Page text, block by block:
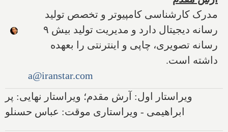
مدرک کارشناسی کامپیوتر و تخصص تولید
رسانه دیجیتال دارد و مدیریت تولید بیش ۹
رسانه تصویری، چاپی و اینترنتی را بعهده
داشته است.
a@iranstar.com
ویراستار اول: آرش مقدم؛ ویراستار نهایی: پر
ابراهیمی - ویراستاری موقت: عباس حسنلو